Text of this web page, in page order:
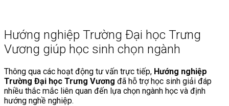
Hướng nghiệp Trường Đại học Trưng
Vương giúp học sinh chọn ngành
Thông qua các hoạt động tư vấn trực tiếp, Hướng nghiệp
Trường Đại học Trưng Vương đã hỗ trợ học sinh giải đáp
nhiều thắc mắc liên quan đến lựa chọn ngành học và định
hướng nghề nghiệp.